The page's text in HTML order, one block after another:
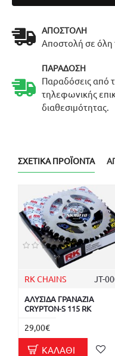
ΑΠΟΣΤΟΛΉ
Αποστολή σε όλη
ΠΑΡΆΔΟΣΗ
Παραδόσεις από
τηλεφωνικής
διαθεσιμότητας.
ΣΧΕΤΙΚΆ ΠΡΟΪΌΝΤΑ
RK CHAINS JT-
ΑΛΥΣΙΔΑ ΓΡΑΝΑΖΙΑ
CRYPTON-S 115 RK
29,00€
ΚΑΛΆΘΙ